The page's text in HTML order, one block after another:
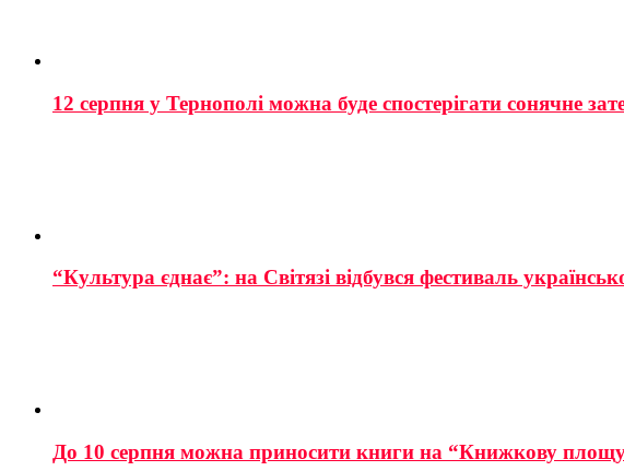
12 серпня у Тернополі можна буде спостерігати сонячне
“Культура єднає”: на Світязі відбувся фестиваль
До 10 серпня можна приносити книги на “Книжкову